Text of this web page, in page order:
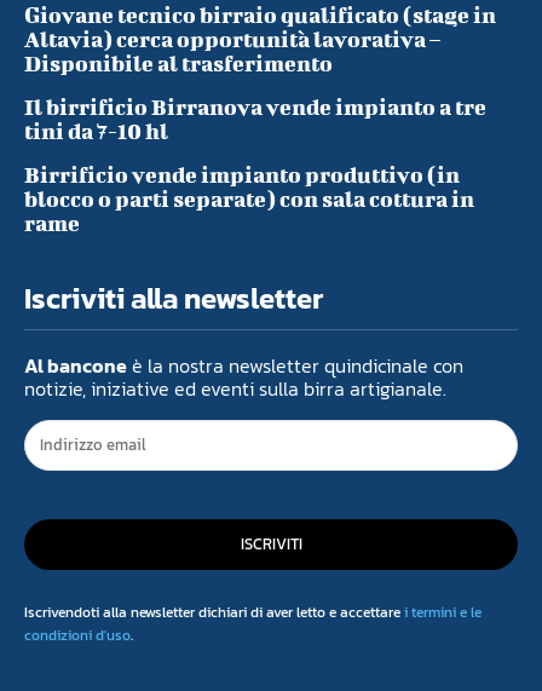
Giovane tecnico birraio qualificato (stage in
Altavia) cerca opportunità lavorativa –
Disponibile al trasferimento
Il birrificio Birranova vende impianto a tre
tini da 7-10 hl
Birrificio vende impianto produttivo (in
blocco o parti separate) con sala cottura in
rame
Iscriviti alla newsletter
Al banconeè la nostra newsletter quindicinale con
notizie, iniziative ed eventi sulla birra artigianale.
ISCRIVITI
Iscrivendoti alla newsletter dichiari di aver letto e accettarei termini e le
condizioni d'uso.